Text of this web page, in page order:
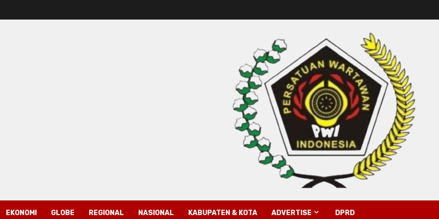
EKONOMI GLOBE REGIONAL NASIONAL KABUPATEN & KOTA ADVERTISE DPRD